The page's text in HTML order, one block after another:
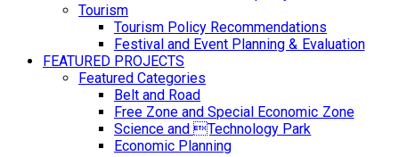
Tourism
Tourism Policy Recommendations
Festival and Event Planning & Evaluation
FEATURED PROJECTS
Featured Categories
Belt and Road
Free Zone and Special Economic Zone
Science and Technology Park
Economic Planning